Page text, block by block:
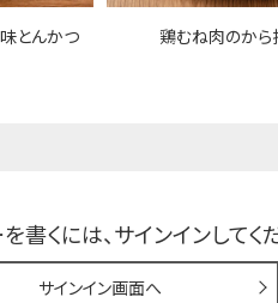
とんかつ 鶏むね肉のから
書くには、サインインしてく
サインイン画面へ